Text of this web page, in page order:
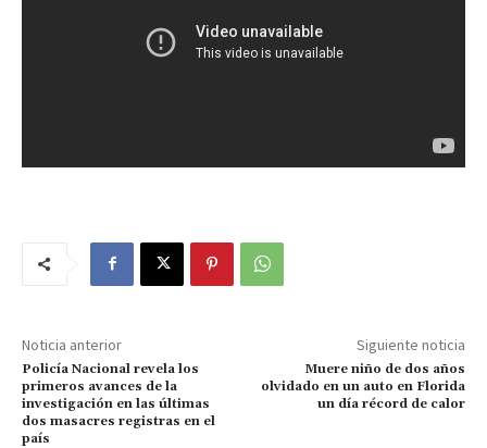
Noticia anterior
Policía Nacional revela los
primeros avances de la
investigación en las últimas
dos masacres registras en el
país
Siguiente noticia
Muere niño de dos años
olvidado en un auto en Florida
un día récord de calor